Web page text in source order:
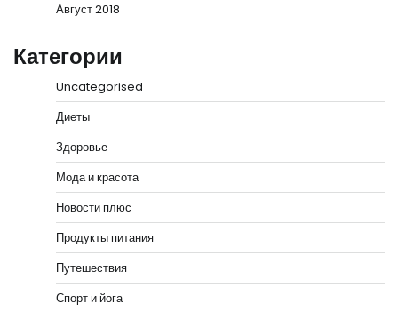
Август 2018
Категории
Uncategorised
Диеты
Здоровье
Мода и красота
Новости плюс
Продукты питания
Путешествия
Спорт и йога